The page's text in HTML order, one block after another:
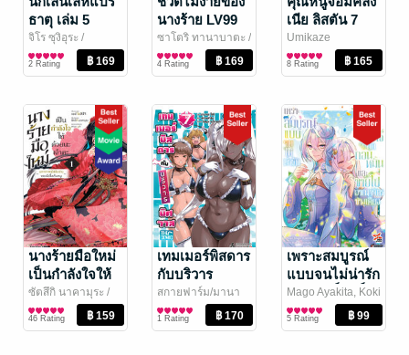
ธาตุ เล่ม 5
(การ์ตูน)
จิโร ซุงิอุระ /
PHOENIX NEXT
การ์ตูนทั่วไป
2 Rating
นางร้าย LV99
เล่ม 5 (ฉบับ
การ์ตูน)
ซาโตริ ทานาบาตะ /
PHOENIX NEXT
การ์ตูนทั่วไป
4 Rating
เนีย ลิสตัน 7
(การ์ตูน)
Umikaze
Minamino, Kodai
Kabuto
/ Gift Book
การ์ตูนทั่วไป
8 Rating
นางร้ายมือใหม่
เป็นกำลังใจให้
ด้วยนะเจ้าคะ
เล่ม 1 (ฉบับ
การ์ตูน)
ซัตสึกิ นาคามุระ /
PHOENIX NEXT
การ์ตูนทั่วไป
46 Rating
เทมเมอร์พิสดาร
กับบริวาร
พิศวาส เล่ม 7
สกายฟาร์ม/มานา
เบะ โจจิ
/ First
Page Pro.
การ์ตูนทั่วไป
1 Rating
เพราะสมบูรณ์
แบบจนไม่น่ารัก
สตรีศักดิ์สิทธิ์จึง
ถูกถอนหมั้นและ
ขายไป
Mago Ayakita, Koki
Fuyutsuki /
DEXPRESS
การ์ตูนทั่วไป
5 Rating